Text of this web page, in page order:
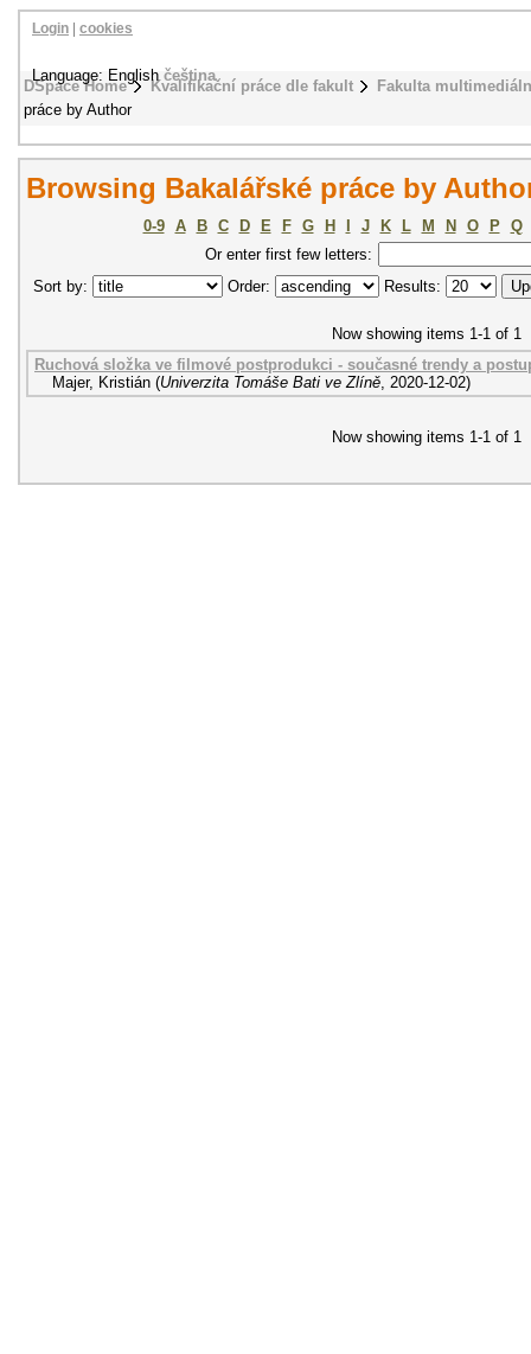
DSpace Home Kvalifikační práce dle fakult
Fakulta
práce by Author
Login cookies
Language: Englishčeština
Browsing Bakalářské práce by
0-9 A B C D E F G H J K L M N O P
Q
Or enter first few letters:
Sort by:
Order: Results:
Now showing items 1-1 of 1
Ruchová složka ve filmové postprodukci - současné trendy a
Majer, Kristián (Univerzita Tomáše Bati ve Zlíně, 2020-12-02)
Now showing items 1-1 of 1